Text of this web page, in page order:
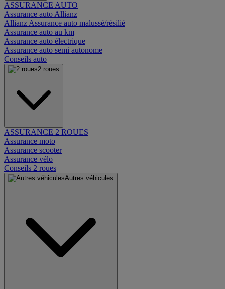
ASSURANCE AUTO
Assurance auto Allianz
Allianz Assurance auto malussé/résilié
Assurance auto au km
Assurance auto électrique
Assurance auto semi autonome
Conseils auto
2 roues
ASSURANCE 2 ROUES
Assurance moto
Assurance scooter
Assurance vélo
Conseils 2 roues
Autres véhicules